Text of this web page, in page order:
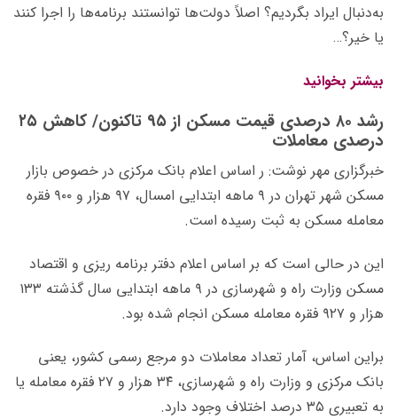
به‌دنبال ایراد بگردیم؟ اصلاً دولت‌ها توانستند برنامه‌ها را اجرا کنند
یا خیر؟…
بیشتر بخوانید
رشد ۸۰ درصدی قیمت مسکن از ۹۵ تاکنون/ کاهش ۲۵
درصدی معاملات
خبرگزاری مهر نوشت: ر اساس اعلام بانک مرکزی در خصوص بازار
مسکن شهر تهران در ۹ ماهه ابتدایی امسال، ۹۷ هزار و ۹۰۰ فقره
معامله مسکن به ثبت رسیده است.
این در حالی است که بر اساس اعلام دفتر برنامه ریزی و اقتصاد
مسکن وزارت راه و شهرسازی در ۹ ماهه ابتدایی سال گذشته ۱۳۳
هزار و ۹۲۷ فقره معامله مسکن انجام شده بود.
براین اساس، آمار تعداد معاملات دو مرجع رسمی کشور، یعنی
بانک مرکزی و وزارت راه و شهرسازی، ۳۴ هزار و ۲۷ فقره معامله یا
به تعبیری ۳۵ درصد اختلاف وجود دارد.